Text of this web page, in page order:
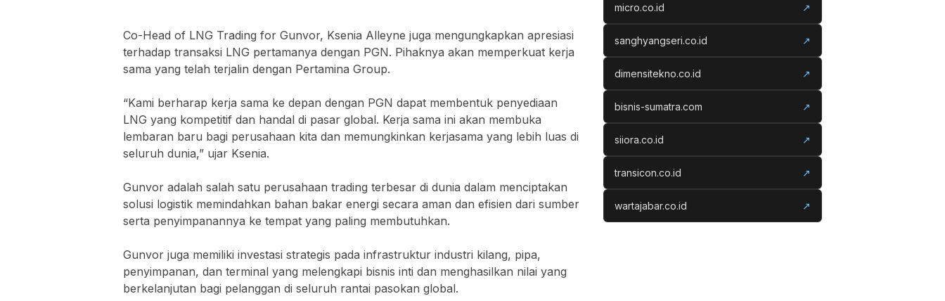
Co-Head of LNG Trading for Gunvor, Ksenia Alleyne juga mengungkapkan apresiasi
terhadap transaksi LNG pertamanya dengan PGN. Pihaknya akan memperkuat kerja
sama yang telah terjalin dengan Pertamina Group.
“Kami berharap kerja sama ke depan dengan PGN dapat membentuk penyediaan
LNG yang kompetitif dan handal di pasar global. Kerja sama ini akan membuka
lembaran baru bagi perusahaan kita dan memungkinkan kerjasama yang lebih luas di
seluruh dunia,” ujar Ksenia.
Gunvor adalah salah satu perusahaan trading terbesar di dunia dalam menciptakan
solusi logistik memindahkan bahan bakar energi secara aman dan efisien dari sumber
serta penyimpanannya ke tempat yang paling membutuhkan.
Gunvor juga memiliki investasi strategis pada infrastruktur industri kilang, pipa,
penyimpanan, dan terminal yang melengkapi bisnis inti dan menghasilkan nilai yang
berkelanjutan bagi pelanggan di seluruh rantai pasokan global.
micro.co.id ↗
sanghyangseri.co.id ↗
dimensitekno.co.id ↗
bisnis-sumatra.com ↗
siiora.co.id ↗
transicon.co.id ↗
wartajabar.co.id ↗